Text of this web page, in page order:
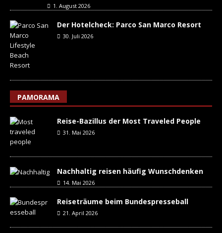
1. August 2026
Der Hotelcheck: Parco San Marco Resort
30. Juli 2026
PAMORAMA
Reise-Bazillus der Most Traveled People
31. Mai 2026
Nachhaltig reisen häufig Wunschdenken
14. Mai 2026
Reiseträume beim Bundespresseball
21. April 2026